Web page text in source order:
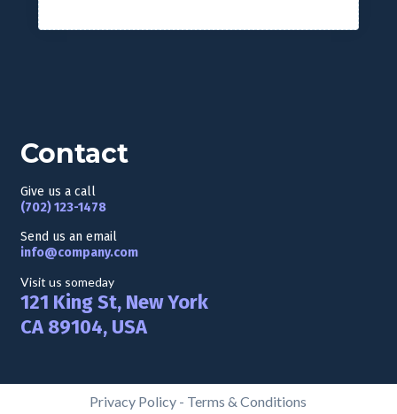
Contact
Give us a call
(702) 123-1478
Send us an email
info@company.com
Visit us someday
121 King St, New York
CA 89104, USA
Privacy Policy - Terms & Conditions